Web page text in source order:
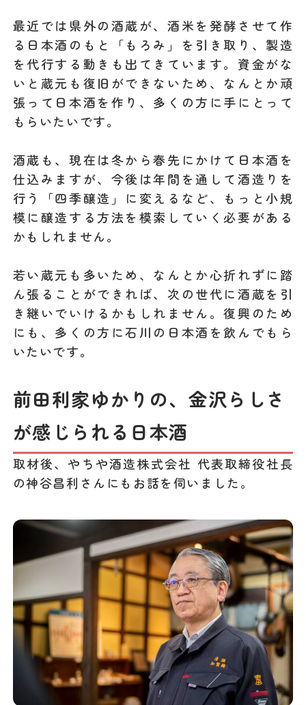
最近では県外の酒蔵が、酒米を発酵させて作
る日本酒のもと「もろみ」を引き取り、製造
を代行する動きも出てきています。資金がな
いと蔵元も復旧ができないため、なんとか頑
張って日本酒を作り、多くの方に手にとって
もらいたいです。
酒蔵も、現在は冬から春先にかけて日本酒を
仕込みますが、今後は年間を通して酒造りを
行う「四季醸造」に変えるなど、もっと小規
模に醸造する方法を模索していく必要がある
かもしれません。
若い蔵元も多いため、なんとか心折れずに踏
ん張ることができれば、次の世代に酒蔵を引
き継いでいけるかもしれません。復興のため
にも、多くの方に石川の日本酒を飲んでもら
いたいです。
前田利家ゆかりの、金沢らしさ
が感じられる日本酒
取材後、やちや酒造株式会社 代表取締役社長
の神谷昌利さんにもお話を伺いました。